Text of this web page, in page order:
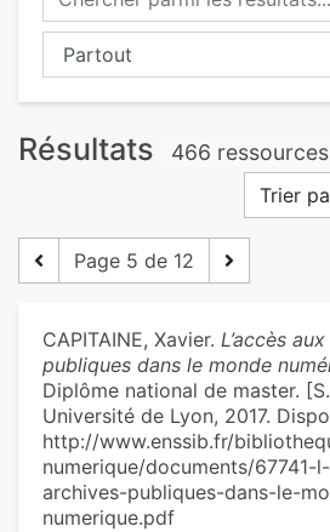
Chercher dans...
Résultats 466 ressources
Trier
Page 5 de 12
CAPITAINE, Xavier. L’accès
publiques dans le monde
Diplôme national de master.
Université de Lyon, 2017.
http://www.enssib.fr/
numerique/documents/67741-
archives-publiques-dans-le-
numerique.pdf